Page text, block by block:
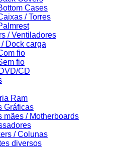
Cases
/ Torres
/ Ventiladores
/ Dock carga
fio
fio
CD
Ram
Gráficas
mães / Motherboards
/ Colunas
diversos